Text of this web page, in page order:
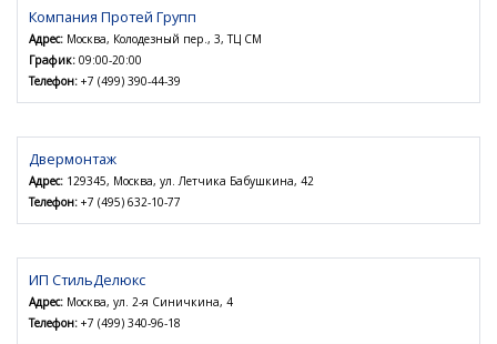
Компания Протей Групп
Адрес: Москва, Колодезный пер., 3, ТЦ СМ
График: 09:00-20:00
Телефон: +7 (499) 390-44-39
Двермонтаж
Адрес: 129345, Москва, ул. Летчика Бабушкина, 42
Телефон: +7 (495) 632-10-77
ИП СтильДелюкс
Адрес: Москва, ул. 2-я Синичкина, 4
Телефон: +7 (499) 340-96-18